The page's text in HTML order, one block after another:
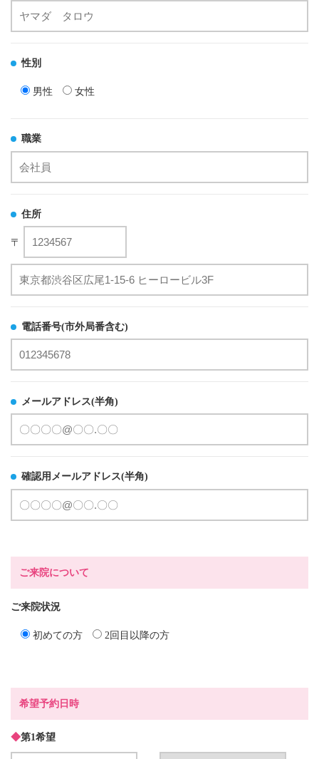
性別
男性 女性
職業
住所
〒
電話番号(市外局番含む)
メールアドレス(半角)
確認用メールアドレス(半角)
ご来院について
ご来院状況
初めての方 2回目以降の方
希望予約日時
◆第1希望